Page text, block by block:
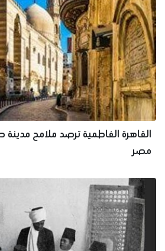
القاهرة الفاطمية ترصد ملامح مدينة
مصر